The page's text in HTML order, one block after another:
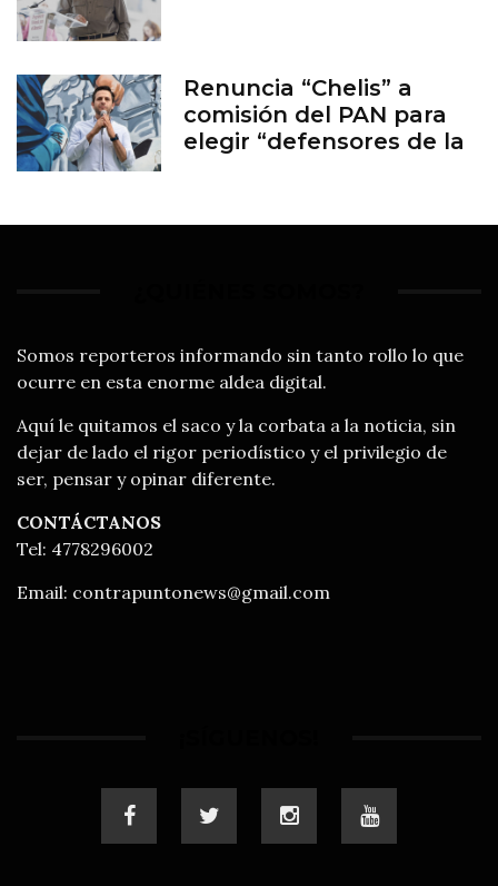
Renuncia “Chelis” a
comisión del PAN para
elegir “defensores de la
Somos reporteros informando sin tanto rollo lo que
ocurre en esta enorme aldea digital.
Aquí le quitamos el saco y la corbata a la noticia, sin
dejar de lado el rigor periodístico y el privilegio de
ser, pensar y opinar diferente.
CONTÁCTANOS
Tel: 4778296002
Email: contrapuntonews@gmail.com